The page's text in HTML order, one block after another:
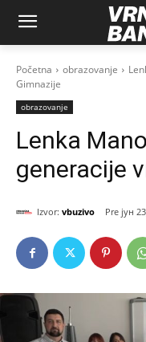
Početna obrazovanje
Gimnazije
obrazovanje
Lenka
generacije
Izvor: vbuzivo јун